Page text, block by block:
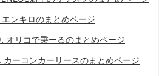
エンキロのまとめページ
オリコで乗ーるのまとめページ
カーコンカーリースのまとめページ